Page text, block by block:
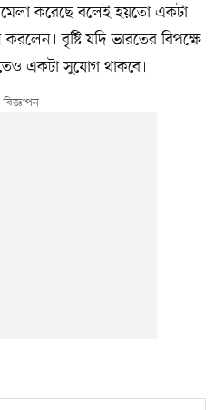
করেছে বলেই হয়তো একটা
বৃষ্টি যদি ভারতের বিপক্ষে
একটা সুযোগ থাকবে।